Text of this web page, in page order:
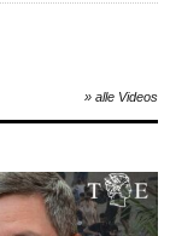
» alle Videos